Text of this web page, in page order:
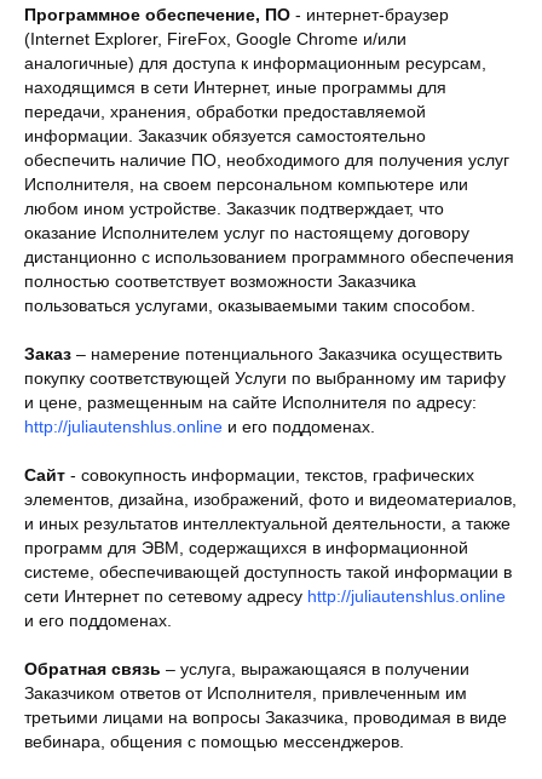
Программное обеспечение, ПО - интернет-браузер
(Internet Explorer, FireFox, Google Chrome и/или
аналогичные) для доступа к информационным ресурсам,
находящимся в сети Интернет, иные программы для
передачи, хранения, обработки предоставляемой
информации. Заказчик обязуется самостоятельно
обеспечить наличие ПО, необходимого для получения услуг
Исполнителя, на своем персональном компьютере или
любом ином устройстве. Заказчик подтверждает, что
оказание Исполнителем услуг по настоящему договору
дистанционно с использованием программного обеспечения
полностью соответствует возможности Заказчика
пользоваться услугами, оказываемыми таким способом.
Заказ – намерение потенциального Заказчика осуществить
покупку соответствующей Услуги по выбранному им тарифу
и цене, размещенным на сайте Исполнителя по адресу:
http://juliautenshlus.online и его поддоменах.
Сайт - совокупность информации, текстов, графических
элементов, дизайна, изображений, фото и видеоматериалов,
и иных результатов интеллектуальной деятельности, а также
программ для ЭВМ, содержащихся в информационной
системе, обеспечивающей доступность такой информации в
сети Интернет по сетевому адресу http://juliautenshlus.online
и его поддоменах.
Обратная связь – услуга, выражающаяся в получении
Заказчиком ответов от Исполнителя, привлеченным им
третьими лицами на вопросы Заказчика, проводимая в виде
вебинара, общения с помощью мессенджеров.